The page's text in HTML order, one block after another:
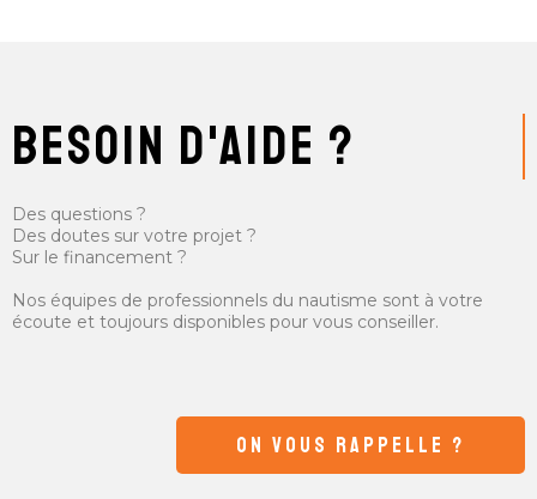
besoin d'aide ?
Des questions ?
Des doutes sur votre projet ?
Sur le financement ?
Nos équipes de professionnels du nautisme sont à votre
écoute et toujours disponibles pour vous conseiller.
ON VOUS RAPPELLE ?